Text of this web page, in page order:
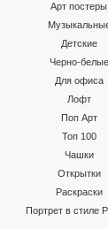
Арт постеры
Детские
Черно-белые
Для офиса
Лофт
Поп Арт
Топ 100
Чашки
Открытки
Раскраски
Портрет в стиле